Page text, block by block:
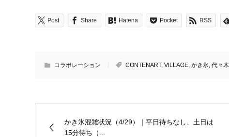
Post Share Hatena Pocket RSS
コラボレーション CONTENART, VILLAGE かき氷 代々木
かき氷混雑状況（4/29）｜平日待ちなし、土日は
15分待ち（...